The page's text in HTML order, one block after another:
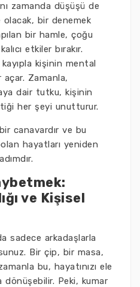
zamanda düşüşü de
olacak, bir denemek
bir hamle, çoğu
etkiler bırakır.
kişinin mental
açar. Zamanla,
dair tutku, kişinin
her şeyi unutturur.
canavardır ve bu
hayatları yeniden
ve Kişisel
sadece arkadaşlarla
Bir çip, bir masa,
bu, hayatınızı ele
Peki, kumar